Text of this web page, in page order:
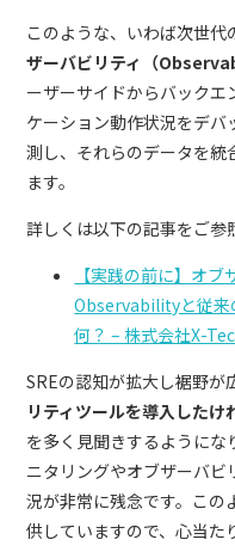
このような、いわば次世
ザーバビリティ（
ーザーサイドからバックエ
ケーション動作状況をデ
測し、それらのデータを統
ます。
詳しくは以下の記事をご参
【実践の前に】オブ
Observabilityと従来
何？ – 株式会社X-
SREの認知が拡大し裾野が
リティツールを導入したけ
を多く見聞きするように
ニタリングやオブザーバビ
況が非常に残念です。この
供していますので、心当た